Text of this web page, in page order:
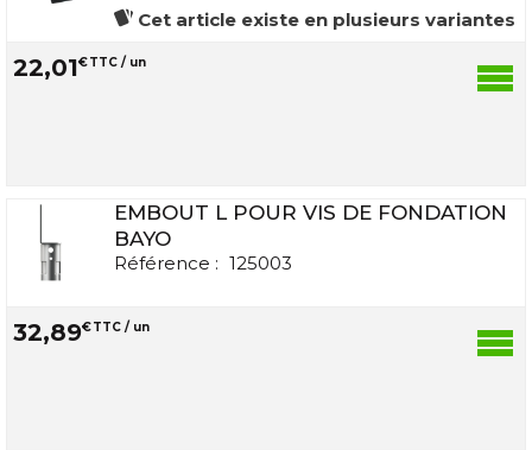
Cet article existe en plusieurs variantes
22,01€TTC / un
EMBOUT L POUR VIS DE FONDATION
BAYO
Référence : 125003
32,89€TTC / un